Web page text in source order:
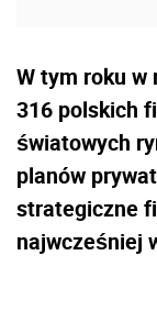
W tym roku
316 polskich
światowych
planów
strategiczne
najwcześniej